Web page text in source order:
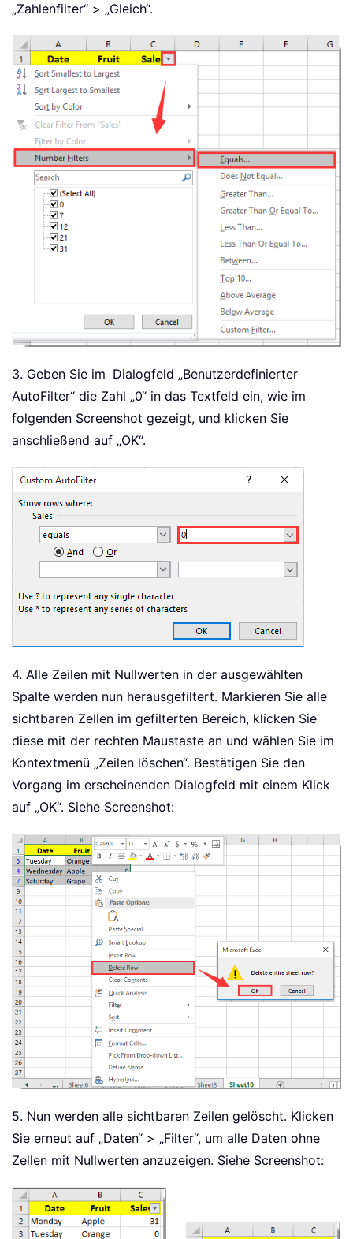
„Zahlenfilter“ > „Gleich“.
3. Geben Sie im Dialogfeld „Benutzerdefinierter
AutoFilter“ die Zahl „0“ in das Textfeld ein, wie im
folgenden Screenshot gezeigt, und klicken Sie
anschließend auf „OK“.
4. Alle Zeilen mit Nullwerten in der ausgewählten
Spalte werden nun herausgefiltert. Markieren Sie alle
sichtbaren Zellen im gefilterten Bereich, klicken Sie
diese mit der rechten Maustaste an und wählen Sie im
Kontextmenü „Zeilen löschen“. Bestätigen Sie den
Vorgang im erscheinenden Dialogfeld mit einem Klick
auf „OK“. Siehe Screenshot:
5. Nun werden alle sichtbaren Zeilen gelöscht. Klicken
Sie erneut auf „Daten“ > „Filter“, um alle Daten ohne
Zellen mit Nullwerten anzuzeigen. Siehe Screenshot: